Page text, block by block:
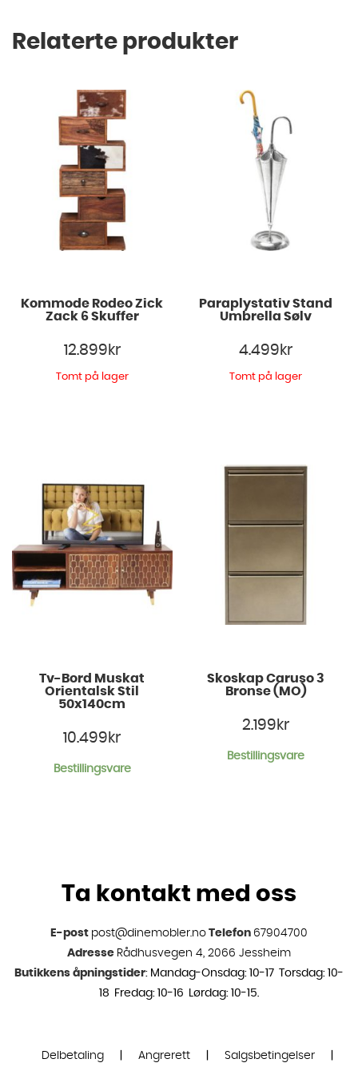
Relaterte produkter
Kommode Rodeo Zick
Zack 6 Skuffer
12.899 kr
Tomt på lager
Paraplystativ Stand
Umbrella Sølv
4.499 kr
Tomt på lager
Tv-Bord Muskat
Orientalsk Stil
50x140cm
10.499 kr
Bestillingsvare
Skoskap Caruso 3
Bronse (MO)
2.199 kr
Bestillingsvare
Ta kontakt med oss
E-post post@dinemobler.no Telefon 67904700
Adresse Rådhusvegen 4, 2066 Jessheim
Butikkens åpningstider: Mandag-Onsdag: 10-17 Torsdag: 10-
18 Fredag: 10-16 Lørdag: 10-15.
Delbetaling Angrerett Salgsbetingelser